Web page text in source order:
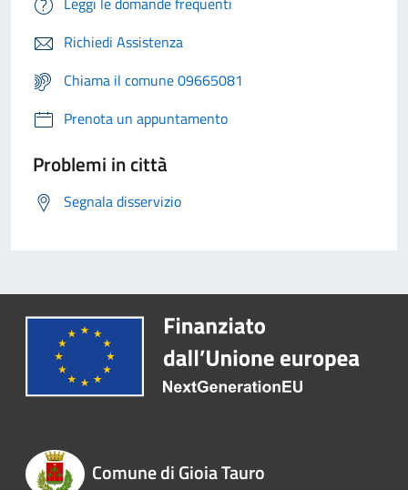
Richiedi Assistenza
Chiama il comune 09665081
Prenota un appuntamento
Problemi in città
Segnala disservizio
Comune di Gioia Tauro